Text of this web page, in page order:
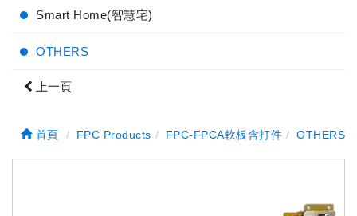
Smart Home(智慧宅)
OTHERS
上一頁
首頁 FPC Products FPC-FPCA軟板含打件 OTHERS